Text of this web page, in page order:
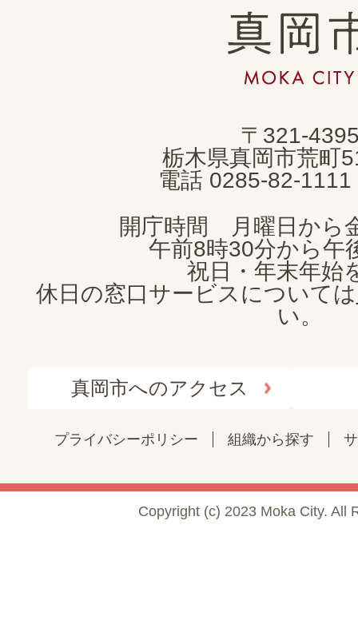
真
岡
市
CITY
〒321-
栃木県真岡市荒町
電話 0285-82-1111
開庁時間 月曜日から
午前8時30分から午
祝日・年末年始
休日の窓口サービスについては
い。
真岡市へのアクセス
プライバシーポリシー 組織から探す
Copyright (c) 2023 Moka City. All